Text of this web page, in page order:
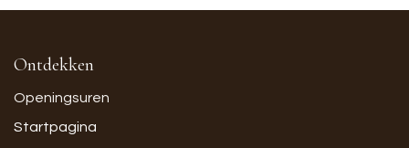
Ontdekken
Openingsuren
Startpagina